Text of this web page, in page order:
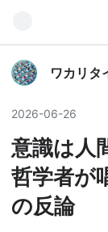
ワカリタ
2026-06-26
意識は人
哲学者が
の反論